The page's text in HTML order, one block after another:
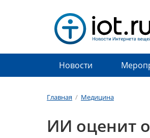
Новости
Главная / Медицина
ИИ оценит